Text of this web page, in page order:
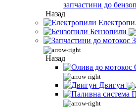
запчастини до
Назад
Бензопили
Назад
Двигун